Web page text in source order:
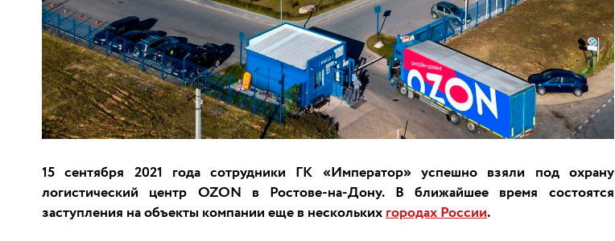
15 сентября 2021 года сотрудники ГК «Император» успешно взяли под охрану
логистический центр OZON в Ростове-на-Дону. В ближайшее время состоятся
заступления на объекты компании еще в несколькихгородах России.